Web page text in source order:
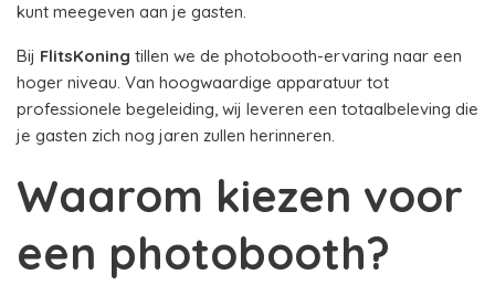
kunt meegeven aan je gasten.
Bij FlitsKoning tillen we de photobooth-ervaring naar een
hoger niveau. Van hoogwaardige apparatuur tot
professionele begeleiding, wij leveren een totaalbeleving die
je gasten zich nog jaren zullen herinneren.
Waarom kiezen voor
een photobooth?